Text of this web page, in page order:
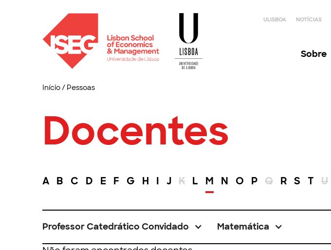
ULISBOA NOTÍCIAS
Sobre
Início/ Pessoas
Docentes
A B C D E F G H I J K L M N O P Q R S T U
Professor Catedrático Convidado Matemática